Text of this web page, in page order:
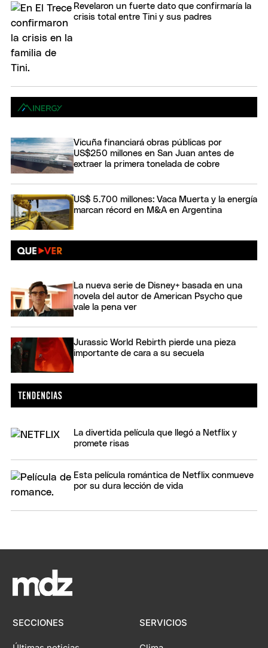
Revelaron un fuerte dato que confirmaría la
crisis total entre Tini y sus padres
Vicuña financiará obras públicas por
US$250 millones en San Juan antes de
extraer la primera tonelada de cobre
US$ 5.700 millones: Vaca Muerta y la energía
marcan récord en M&A en Argentina
La nueva serie de Disney+ basada en una
novela del autor de American Psycho que
vale la pena ver
Jurassic World Rebirth pierde una pieza
importante de cara a su secuela
La divertida película que llegó a Netflix y
promete risas
Esta película romántica de Netflix conmueve
por su dura lección de vida
SECCIONES SERVICIOS